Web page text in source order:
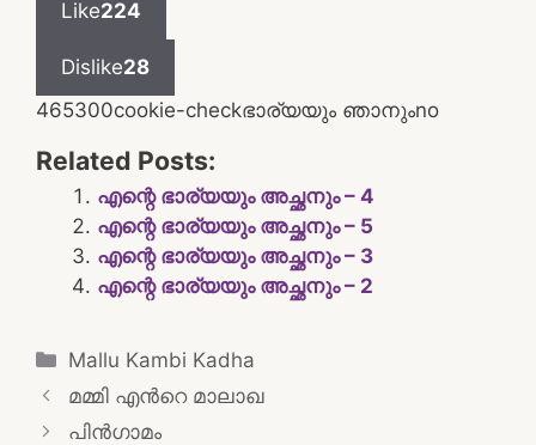
Like224
Dislike28
465300cookie-checkഭാര്യയും ഞാനുംno
Related Posts:
എന്റെ ഭാര്യയും അച്ഛനും – 4
എന്റെ ഭാര്യയും അച്ഛനും – 5
എന്റെ ഭാര്യയും അച്ഛനും – 3
എന്റെ ഭാര്യയും അച്ഛനും – 2
Categories
Mallu Kambi Kadha
Post
navigation
മമ്മി എന്‍റെ മാലാഖ
പിൻഗാമം